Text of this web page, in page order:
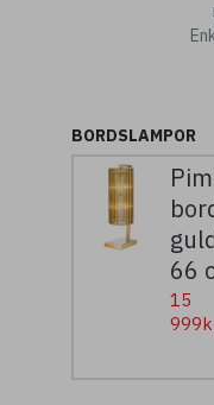
BORDSLAMPOR
66
15